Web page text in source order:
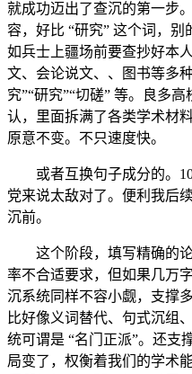
就成功迈出了查沉的第一步
容，好比 “研究” 这个词，
如兵士上疆场前要查抄好本
文、会论说文、、图书等多
究”“研究”“切磋” 等。良多
认，里面拆满了各类学术材
原意不变。不只速度快。
或者互换句子成分的。10
党来说太敌对了。便利我后
沉前。
这个阶段，填写精确的论
率不合适要求，但如果几万
沉系统同样不容小觑，支撑
比好像义词替代、句式沉组
统可谓是 “名门正派”。还支
局变了，权衡着我们的学术